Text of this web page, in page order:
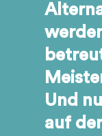
Und
auf